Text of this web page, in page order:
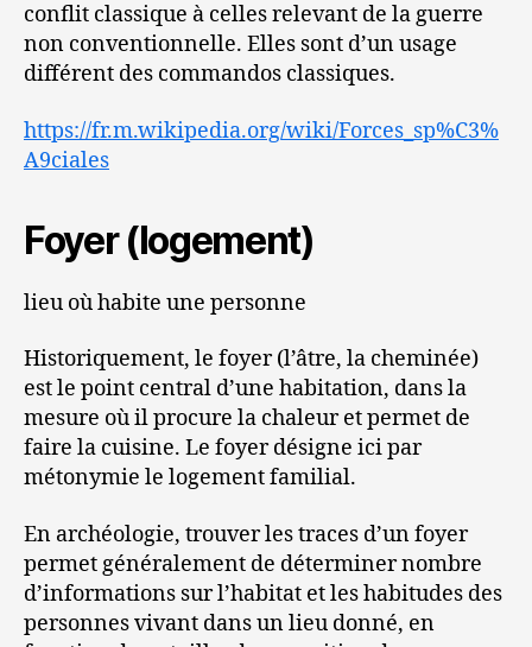
conflit classique à celles relevant de la guerre
non conventionnelle. Elles sont d’un usage
différent des commandos classiques.
https://fr.m.wikipedia.org/wiki/Forces_sp%C3%
A9ciales
Foyer (logement)
lieu où habite une personne
Historiquement, le foyer (l’âtre, la cheminée)
est le point central d’une habitation, dans la
mesure où il procure la chaleur et permet de
faire la cuisine. Le foyer désigne ici par
métonymie le logement familial.
En archéologie, trouver les traces d’un foyer
permet généralement de déterminer nombre
d’informations sur l’habitat et les habitudes des
personnes vivant dans un lieu donné, en